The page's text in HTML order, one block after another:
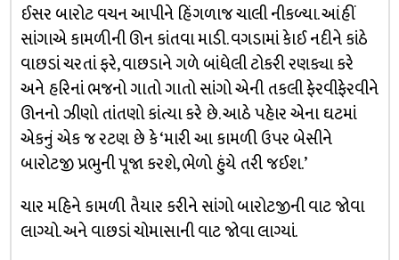
ઈસર બારોટ વચન આપીને હિંગળાજ ચાલી નીકળ્યા. આંહીં
સાંગાએ કામળીની ઊન કાંતવા માડી. વગડામાં કેાઈ નદીને કાંઠે
વાછડાં ચરતાં ફરે, વાછડાને ગળે બાંધેલી ટોકરી રણક્યા કરે
અને હરિનાં ભજનો ગાતો ગાતો સાંગો એની તકલી ફેરવીફેરવીને
ઊનનો ઝીણો તાંતણો કાંત્યા કરે છે. આઠે પહેાર એના ઘટમાં
એકનું એક જ રટણ છે કે ‘મારી આ કામળી ઉપર બેસીને
બારોટજી પ્રભુની પૂજા કરશે, ભેળો હુંયે તરી જઈશ.’
ચાર મહિને કામળી તૈયાર કરીને સાંગો બારોટજીની વાટ જોવા
લાગ્યો. અને વાછડાં ચોમાસાની વાટ જોવા લાગ્યાં.